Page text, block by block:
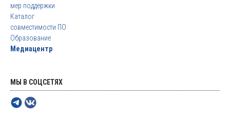
мер поддержки
Каталог
совместимости ПО
Образование
Медиацентр
МЫ В СОЦСЕТЯХ